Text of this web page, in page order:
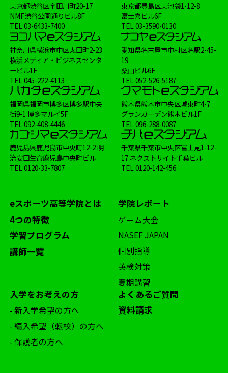
東京都渋谷区宇田川町20-17
NMF渋谷公園通りビル8F
TEL03-6433-7400
東京都豊島区東池袋1-12-8
富士喜ビル6F
TEL03-3590-0130
神奈川県横浜市中区太田町2-23
横浜メディア・ビジネスセンタ
ービル1F
TEL045-222-4113
愛知県名古屋市中村区名駅2-45-
19
桑山ビル6F
TEL052-526-5187
福岡県福岡市博多区博多駅中央
街9-1 博多マルイ5F
TEL092-408-4446
熊本県熊本市中央区城東町4-7
グランガーデン熊本ビル1F
TEL096-288-0087
鹿児島県鹿児島市中央町12-2 明
治安田生命鹿児島中央町ビル
TEL0120-33-7807
千葉県千葉市中央区富士見1-12-
17 ネクストサイト千葉ビル
TEL0120-142-456
eスポーツ高等学院とは
4つの特徴
学習プログラム
講師一覧
学院レポート
ゲーム大会
NASEF JAPAN
個別指導
英検対策
夏期講習
入学をお考えの方
- 新入学希望の方へ
- 編入希望（転校）の方へ
- 保護者の方へ
よくあるご質問
資料請求